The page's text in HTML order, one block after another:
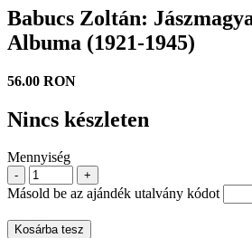
Babucs Zoltán:
Albuma (1921-1945)
56.00 RON
Nincs készleten
Mennyiség
- +
Másold be az ajándék utalvány kódot
Kosárba tesz